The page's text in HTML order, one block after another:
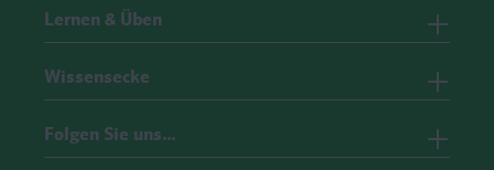
Lernen & Üben
Wissensecke
Folgen Sie uns…